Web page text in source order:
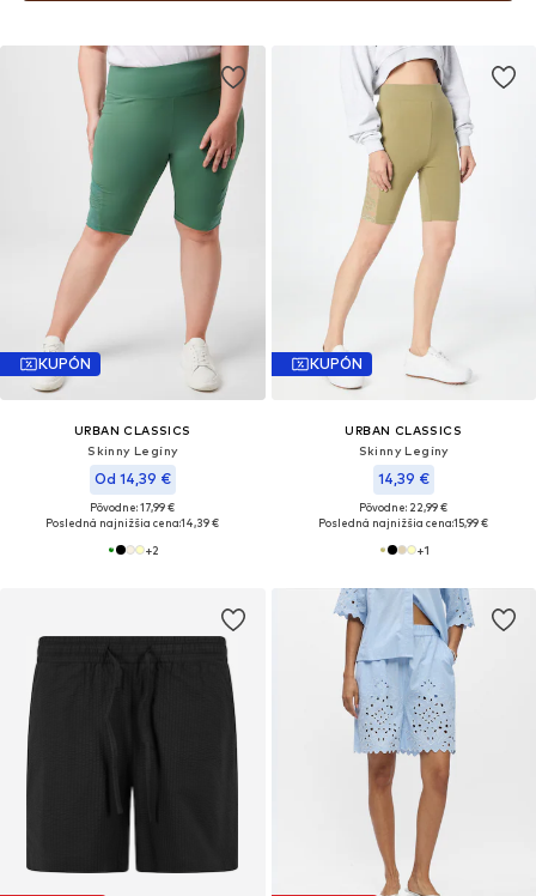
KUPÓN
URBAN CLASSICS
Skinny Legíny
Od 14,39 €
Pôvodne: 17,99 €
Posledná najnižšia cena:14,39 €
+2
KUPÓN
URBAN CLASSICS
Skinny Legíny
14,39 €
Pôvodne: 22,99 €
Posledná najnižšia cena:15,99 €
+1